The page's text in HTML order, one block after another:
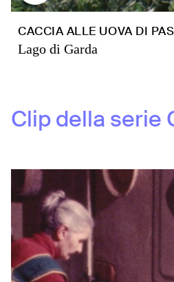
CACCIA ALLE UOVA DI
Lago di Garda
Clip della serie